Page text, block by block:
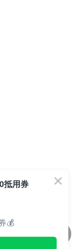
：25022728
抵用券
💰